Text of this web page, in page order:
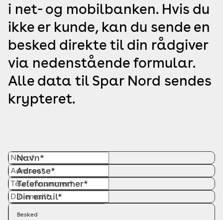
i net- og mobilbanken. Hvis du
ikke er kunde, kan du sende en
besked direkte til din rådgiver
via nedenstående formular.
Alle data til Spar Nord sendes
krypteret.
Navn*
Adresse*
Telefonnummer*
Din email*
Besked